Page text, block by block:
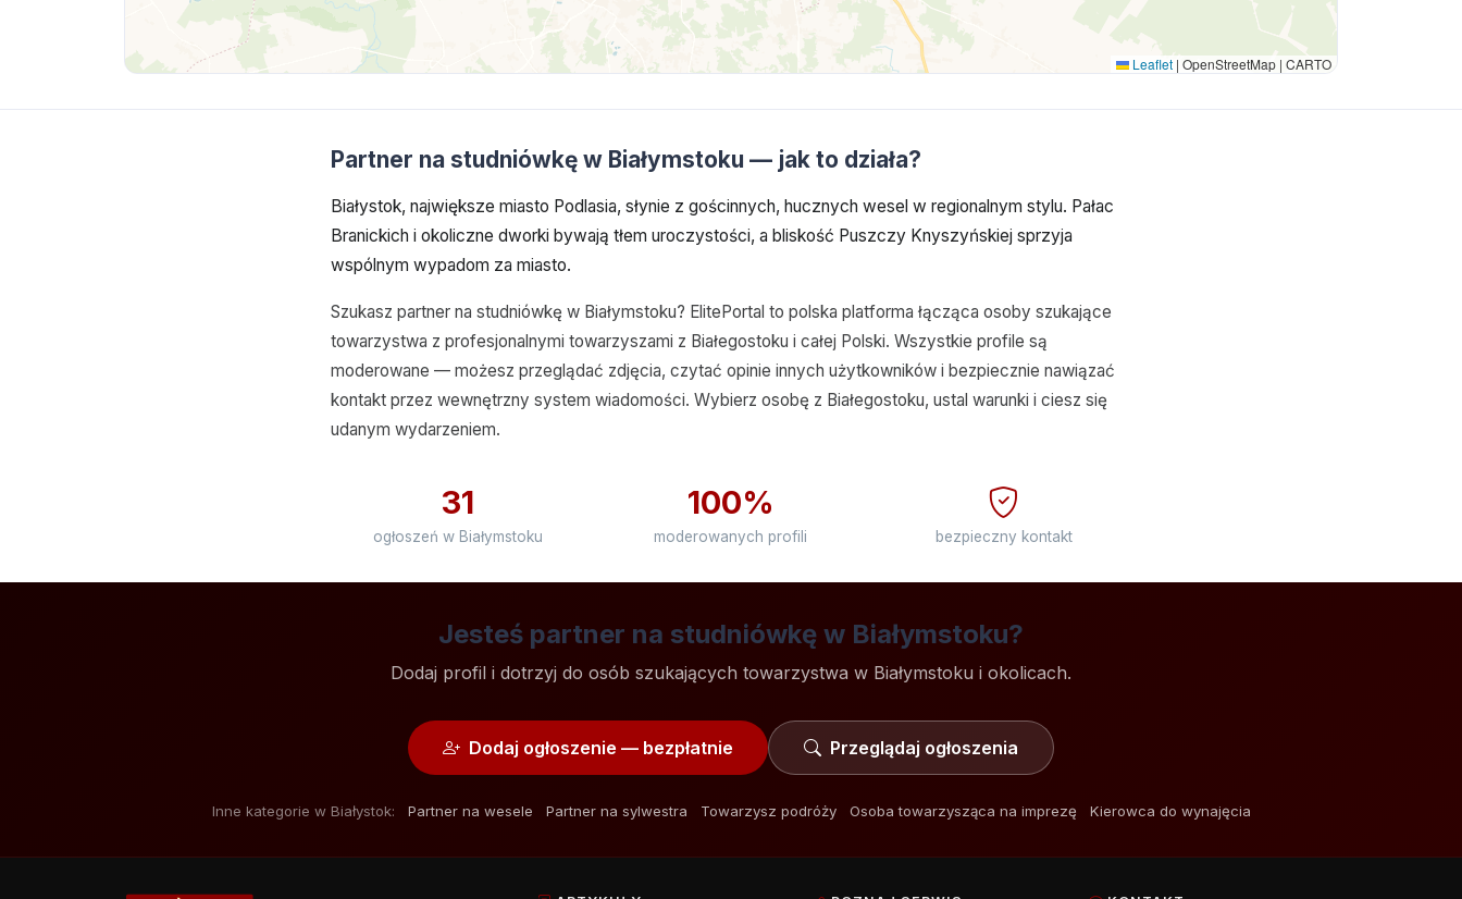
Leaflet | OpenStreetMap | CARTO
Partner na studniówkę w Białymstoku — jak to działa?
Białystok, największe miasto Podlasia, słynie z gościnnych, hucznych wesel w regionalnym stylu. Pałac
Branickich i okoliczne dworki bywają tłem uroczystości, a bliskość Puszczy Knyszyńskiej sprzyja
wspólnym wypadom za miasto.
Szukasz partner na studniówkę w Białymstoku? ElitePortal to polska platforma łącząca osoby szukające
towarzystwa z profesjonalnymi towarzyszami z Białegostoku i całej Polski. Wszystkie profile są
moderowane — możesz przeglądać zdjęcia, czytać opinie innych użytkowników i bezpiecznie nawiązać
kontakt przez wewnętrzny system wiadomości. Wybierz osobę z Białegostoku, ustal warunki i ciesz się
udanym wydarzeniem.
31
ogłoszeń w Białymstoku
100%
moderowanych profili bezpieczny kontakt
Jesteś partner na studniówkę w Białymstoku?
Dodaj profil i dotrzyj do osób szukających towarzystwa w Białymstoku i okolicach.
Dodaj ogłoszenie — bezpłatnie Przeglądaj ogłoszenia
Inne kategorie w Białystok: Partner na wesele Partner na sylwestra Towarzysz podróży Osoba towarzysząca na imprezę Kierowca do wynajęcia